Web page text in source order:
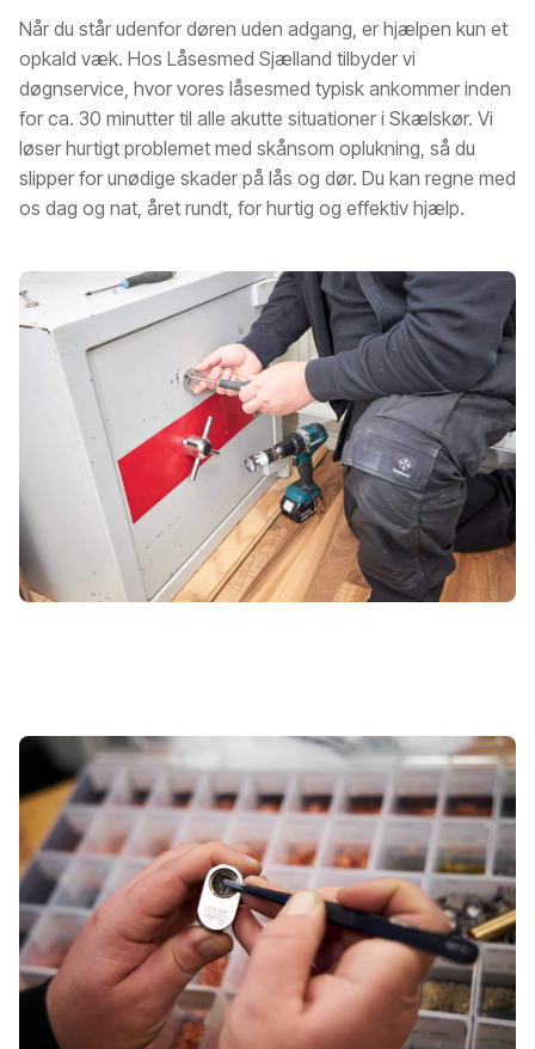
Når du står udenfor døren uden adgang, er hjælpen kun et
opkald væk. Hos Låsesmed Sjælland tilbyder vi
døgnservice, hvor vores låsesmed typisk ankommer inden
for ca. 30 minutter til alle akutte situationer i Skælskør. Vi
løser hurtigt problemet med skånsom oplukning, så du
slipper for unødige skader på lås og dør. Du kan regne med
os dag og nat, året rundt, for hurtig og effektiv hjælp.